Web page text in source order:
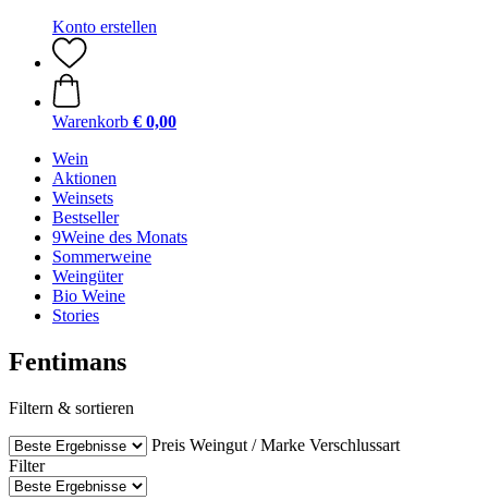
Konto erstellen
Warenkorb € 0,00
Wein
Aktionen
Weinsets
Bestseller
9Weine des Monats
Sommerweine
Weingüter
Bio Weine
Stories
Fentimans
Filtern & sortieren
Preis Weingut / Marke Verschlussart
Filter